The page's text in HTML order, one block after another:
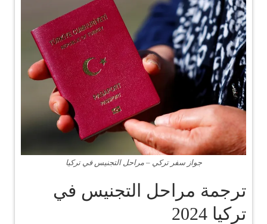
جواز سفر تركي – مراحل التجنيس في تركيا
ترجمة مراحل التجنيس في
تركيا 2024